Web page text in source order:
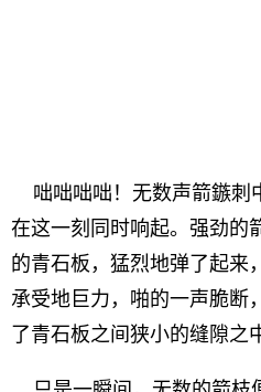
咄咄咄咄！无数声箭鏃刺
在这一刻同时响起。强劲的
的青石板，猛烈地弹了起来
承受地巨力，啪的一声脆断
了青石板之间狭小的缝隙之